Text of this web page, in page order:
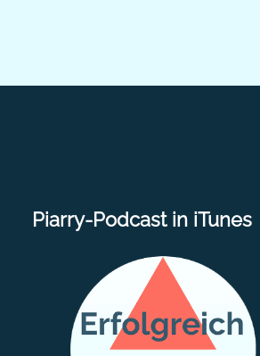
Piarry-Podcast in iTunes